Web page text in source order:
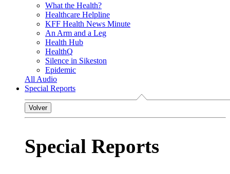
What the Health?
Healthcare Helpline
KFF Health News Minute
An Arm and a Leg
Health Hub
HealthQ
Silence in Sikeston
Epidemic
All Audio
Special Reports
Volver
Special Reports